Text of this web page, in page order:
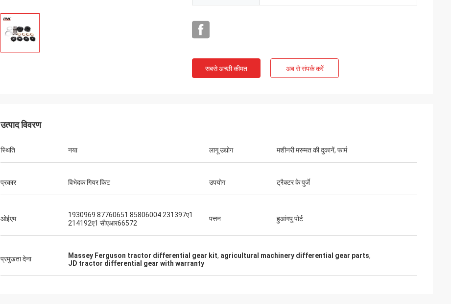
सबसे अच्छी कीमत अब से संपर्क करें
उत्पाद विवरण
स्थिति नया लागू उद्योग मशीनरी मरम्मत की दुकानें, फार्म
प्रकार विभेदक गियर किट उपयोग ट्रैक्टर के पुर्जे
ओईएम
1930969 87760651 85806004 231397ए1
214192ए1 सीएआर66572
पत्तन हुआंगपु पोर्ट
प्रमुखता देना Massey Ferguson tractor differential gear kit, agricultural machinery differential gear parts,
JD tractor differential gear with warranty